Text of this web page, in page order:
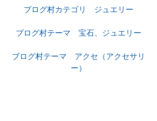
ブログ村カテゴリ　ジュエリー
ブログ村テーマ　宝石、ジュエリー
ブログ村テーマ　アクセ（アクセサリ
ー）